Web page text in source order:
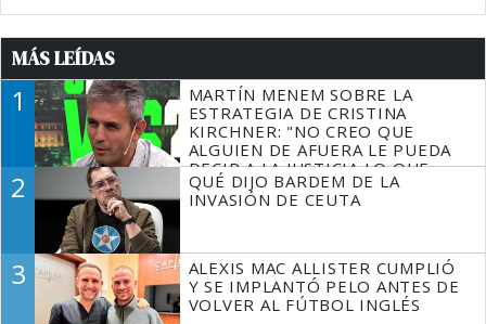
MÁS LEÍDAS
1
MARTÍN MENEM SOBRE LA
ESTRATEGIA DE CRISTINA
KIRCHNER: "NO CREO QUE
ALGUIEN DE AFUERA LE PUEDA
DECIR A LA JUSTICIA LO QUE
TIENE QUE HACER"
2
QUÉ DIJO BARDEM DE LA
INVASIÓN DE CEUTA
3
ALEXIS MAC ALLISTER CUMPLIÓ
Y SE IMPLANTÓ PELO ANTES DE
VOLVER AL FÚTBOL INGLÉS